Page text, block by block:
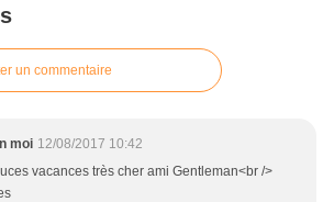
un commentaire
moi 12/08/2017 10:42
vacances très cher ami Gentleman<br />